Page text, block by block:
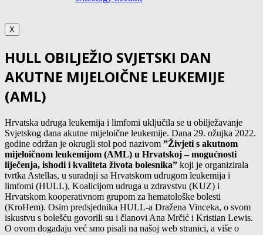
X
HULL OBILJEŽIO SVJETSKI DAN
AKUTNE MIJELOIČNE LEUKEMIJE
(AML)
Hrvatska udruga leukemija i limfomi uključila se u obilježavanje
Svjetskog dana akutne mijeloične leukemije. Dana 29. ožujka 2022.
godine održan je okrugli stol pod nazivom ”Živjeti s akutnom
mijeloičnom leukemijom (AML) u Hrvatskoj – mogućnosti
liječenja, ishodi i kvaliteta života bolesnika” koji je organizirala
tvrtka Astellas, u suradnji sa Hrvatskom udrugom leukemija i
limfomi (HULL), Koalicijom udruga u zdravstvu (KUZ) i
Hrvatskom kooperativnom grupom za hematološke bolesti
(KroHem). Osim predsjednika HULL-a Dražena Vinceka, o svom
iskustvu s bolešću govorili su i članovi Ana Mrčić i Kristian Lewis.
O ovom događaju već smo pisali na našoj web stranici, a više o